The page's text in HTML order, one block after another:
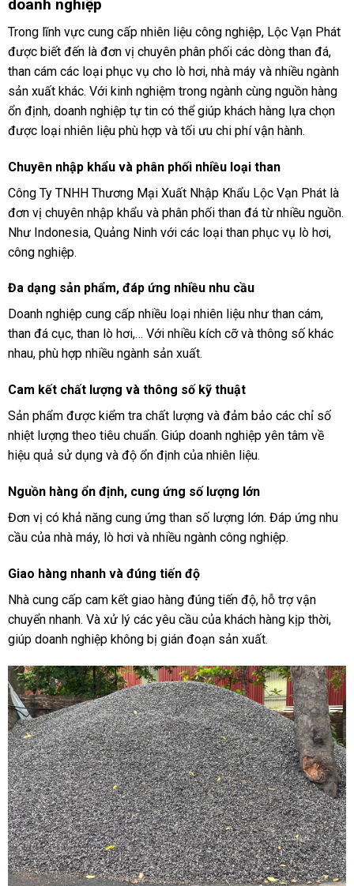
doanh nghiệp
Trong lĩnh vực cung cấp nhiên liệu công nghiệp, Lộc Vạn Phát
được biết đến là đơn vị chuyên phân phối các dòng than đá,
than cám các loại phục vụ cho lò hơi, nhà máy và nhiều ngành
sản xuất khác. Với kinh nghiệm trong ngành cùng nguồn hàng
ổn định, doanh nghiệp tự tin có thể giúp khách hàng lựa chọn
được loại nhiên liệu phù hợp và tối ưu chi phí vận hành.
Chuyên nhập khẩu và phân phối nhiều loại than
Công Ty TNHH Thương Mại Xuất Nhập Khẩu Lộc Vạn Phát là
đơn vị chuyên nhập khẩu và phân phối than đá từ nhiều nguồn.
Như Indonesia, Quảng Ninh với các loại than phục vụ lò hơi,
công nghiệp.
Đa dạng sản phẩm, đáp ứng nhiều nhu cầu
Doanh nghiệp cung cấp nhiều loại nhiên liệu như than cám,
than đá cục, than lò hơi,… Với nhiều kích cỡ và thông số khác
nhau, phù hợp nhiều ngành sản xuất.
Cam kết chất lượng và thông số kỹ thuật
Sản phẩm được kiểm tra chất lượng và đảm bảo các chỉ số
nhiệt lượng theo tiêu chuẩn. Giúp doanh nghiệp yên tâm về
hiệu quả sử dụng và độ ổn định của nhiên liệu.
Nguồn hàng ổn định, cung ứng số lượng lớn
Đơn vị có khả năng cung ứng than số lượng lớn. Đáp ứng nhu
cầu của nhà máy, lò hơi và nhiều ngành công nghiệp.
Giao hàng nhanh và đúng tiến độ
Nhà cung cấp cam kết giao hàng đúng tiến độ, hỗ trợ vận
chuyển nhanh. Và xử lý các yêu cầu của khách hàng kịp thời,
giúp doanh nghiệp không bị gián đoạn sản xuất.